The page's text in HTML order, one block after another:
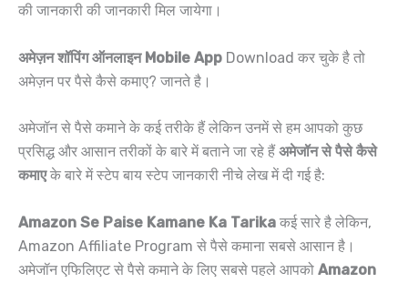
की जानकारी की जानकारी मिल जायेगा।
अमेज़न शॉपिंग ऑनलाइन Mobile App Download कर चुके है तो
अमेज़न पर पैसे कैसे कमाए? जानते है।
अमेजॉन से पैसे कमाने के कई तरीके हैं लेकिन उनमें से हम आपको कुछ
प्रसिद्ध और आसान तरीकों के बारे में बताने जा रहे हैंअमेजॉन से पैसे कैसे
कमाएके बारे में स्टेप बाय स्टेप जानकारी नीचे लेख में दी गई है:
Amazon Se Paise Kamane Ka Tarika कई सारे है लेकिन,
Amazon Affiliate Program से पैसे कमाना सबसे आसान है।
अमेजॉन एफिलिएट से पैसे कमाने के लिए सबसे पहले आपको Amazon